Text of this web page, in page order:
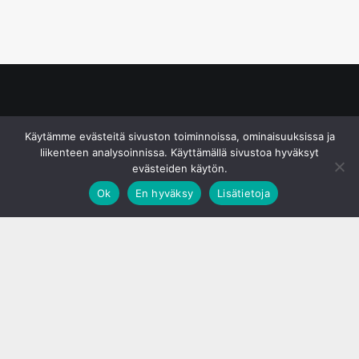
Käytämme evästeitä sivuston toiminnoissa, ominaisuuksissa ja
liikenteen analysoinnissa. Käyttämällä sivustoa hyväksyt
evästeiden käytön.
Ok
En hyväksy Lisätietoja